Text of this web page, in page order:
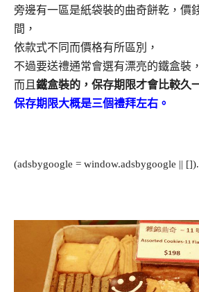
旁邊有一區是紙袋裝的曲奇餅乾，價
間，
依款式不同而價格有所區別，
不過要送禮通常會選有漂亮的鐵盒裝，
而且 鐵盒裝的，保存期限才會比較久
保存期限大概是三個禮拜左右。
(adsbygoogle = window.adsbygoogle ||